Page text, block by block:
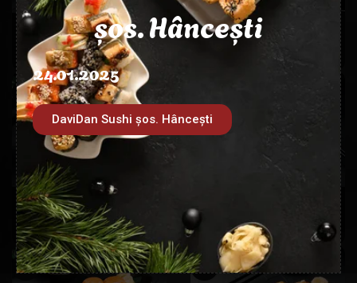
Харуто
200,00лей
Kappa Maki
Kyoto
180,00лей 169,00
șos. Hâncești
24.01.2025
DaviDan Sushi șos. Hâncești